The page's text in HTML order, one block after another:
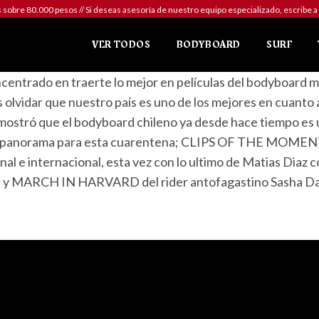
sobre 80.000 pesos // Si deseas asesoría de nuestro equipo especializado, escribe a
VER TODOS BODYBOARD SURF
en traerte lo mejor en películas del bodyboard
que nuestro país es uno de los mejores en
que el bodyboard chileno ya desde hace tiempo
para esta cuarentena; CLIPS OF THE
e internacional, esta vez con lo ultimo de Matias Diaz
MARCH IN HARVARD del rider antofagastino Sasha